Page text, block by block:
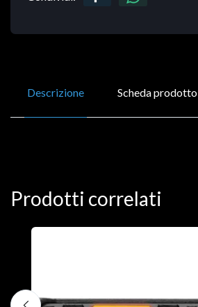
Descrizione Scheda prodotto
Prodotti correlati